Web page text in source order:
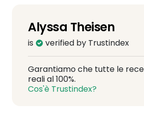
Alyssa Theisen
is verified by Trustindex
Garantiamo che tutte le
reali al 100%.
Cos'è Trustindex?